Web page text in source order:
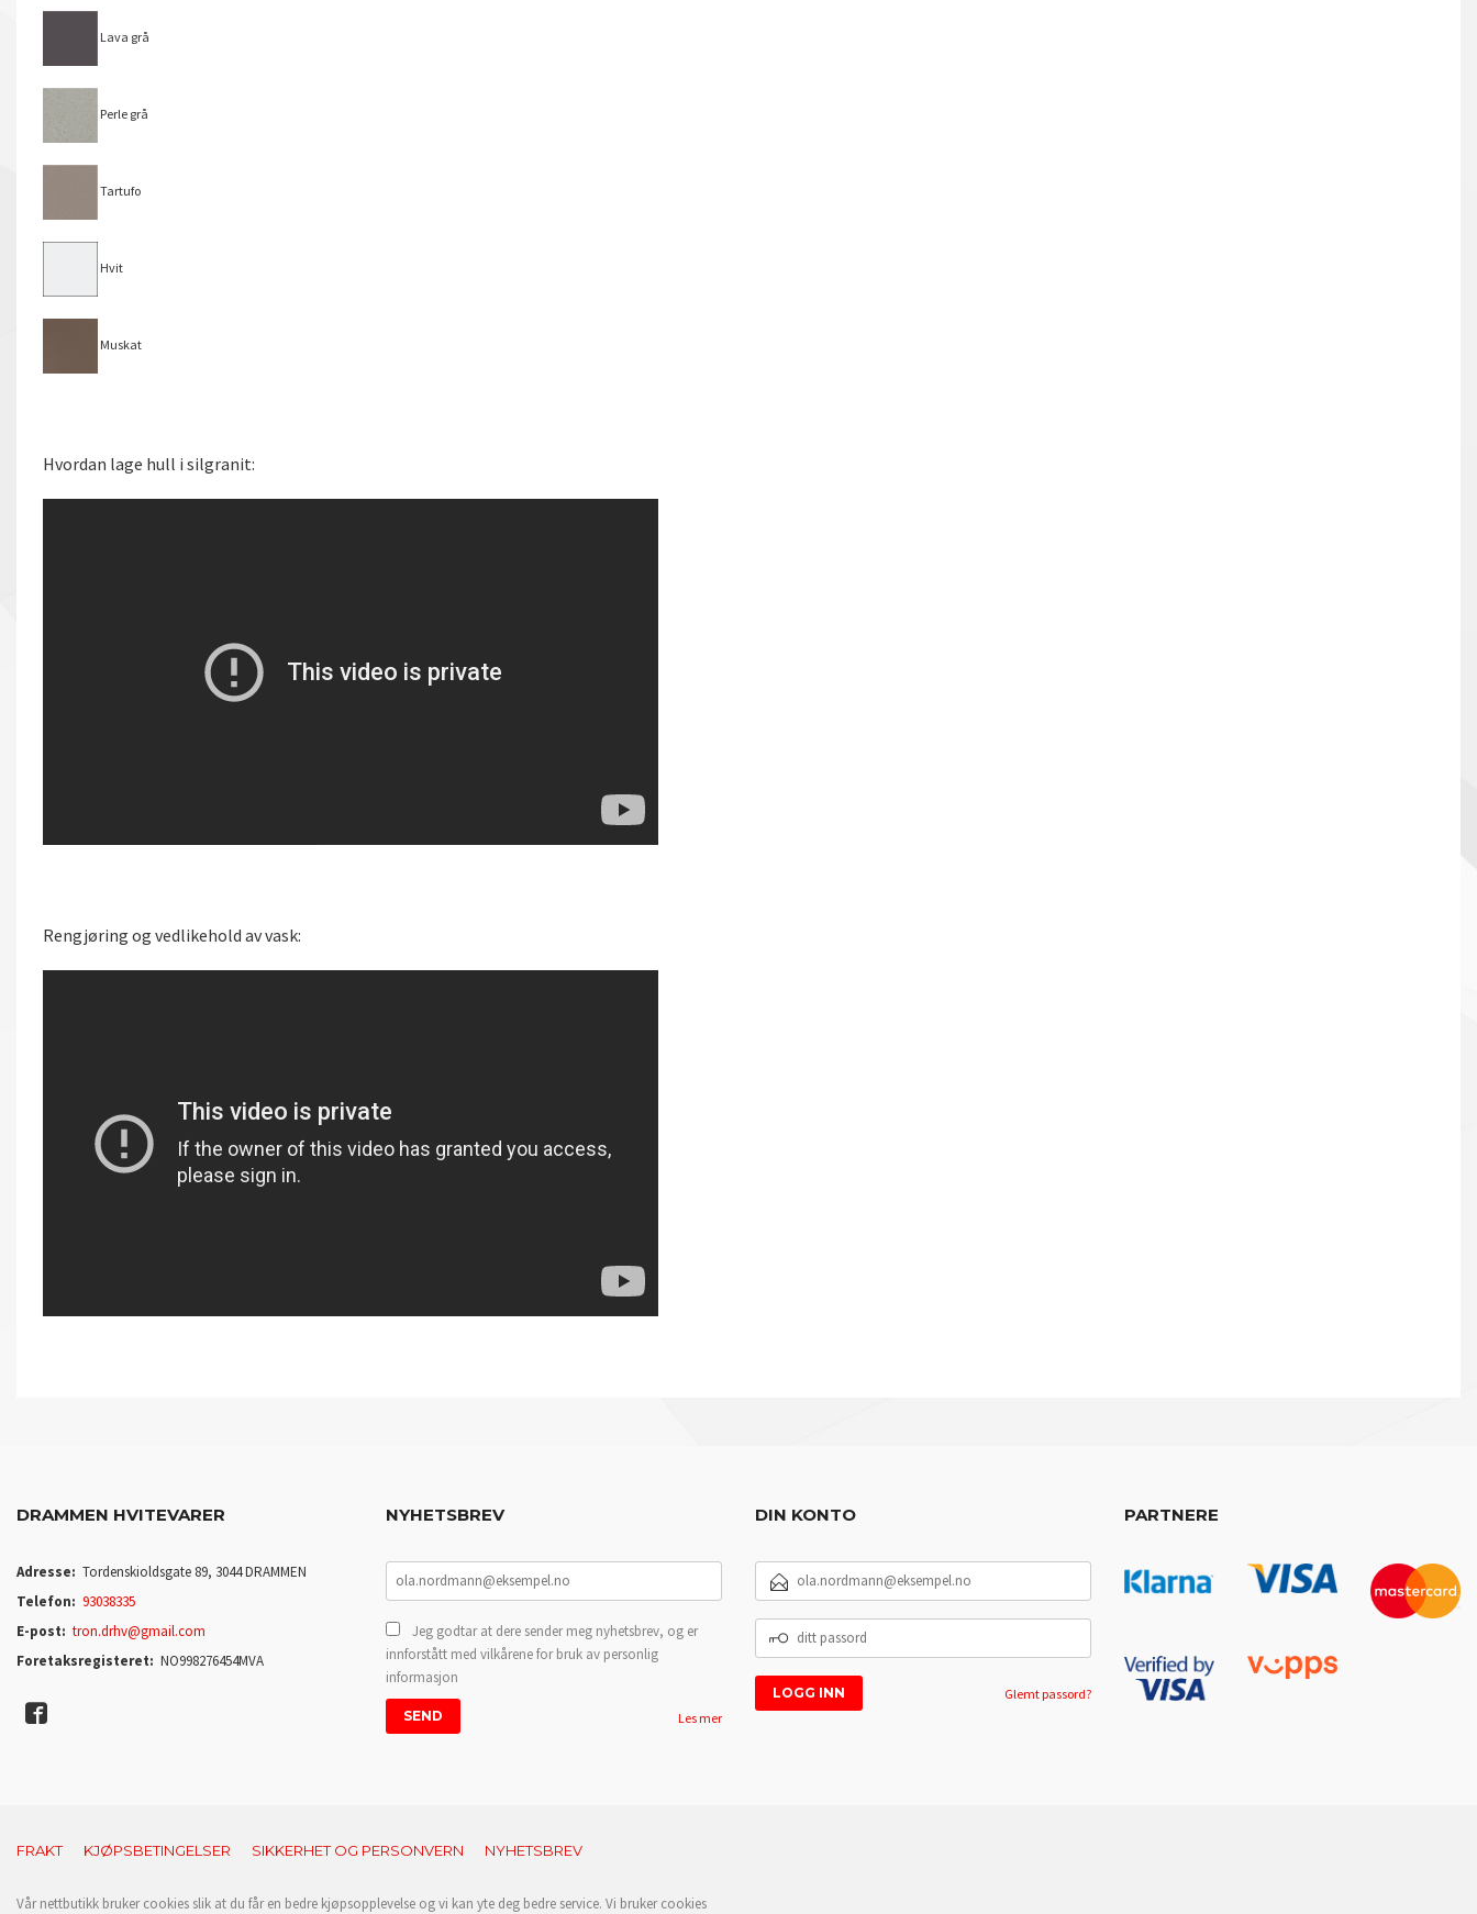
Lava grå
Perle grå
Tartufo
Hvit
Muskat
Hvordan lage hull i silgranit:
Rengjøring og vedlikehold av vask:
DRAMMEN HVITEVARER
Adresse: Tordenskioldsgate 89, 3044 DRAMMEN
Telefon: 93038335
E-post: tron.drhv@gmail.com
Foretaksregisteret: NO998276454MVA
NYHETSBREV
Jeg godtar at dere sender meg nyhetsbrev, og er
innforstått med vilkårene for bruk av personlig
informasjon
Les mer
DIN KONTO
E-
POSTADRESSE
DITT
PASSORD
Glemt passord?
PARTNERE
FRAKT KJØPSBETINGELSER SIKKERHET OG PERSONVERN NYHETSBREV
Vår nettbutikk bruker cookies slik at du får en bedre kjøpsopplevelse og vi kan yte deg bedre service. Vi bruker cookies